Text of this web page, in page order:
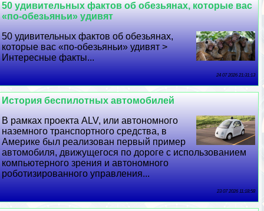
50 удивительных фактов об обезьянах, которые вас
«по-обезьяньи» удивят
50 удивительных фактов об обезьянах,
которые вас «по-обезьяньи» удивят >
Интересные факты...
24 07 2026 21:31:13
История беспилотных автомобилей
В рамках проекта ALV, или автономного
наземного трaнcпортного средства, в
Америке был реализован первый пример
автомобиля, движущегося по дороге с использованием
компьютерного зрения и автономного
роботизированного управления...
23 07 2026 11:18:58